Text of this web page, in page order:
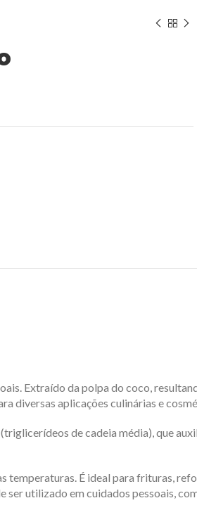
Extraído da polpa do coco,
diversas aplicações culinárias e
de cadeia média), que
temperaturas. É ideal para frituras,
ser utilizado em cuidados pessoais,